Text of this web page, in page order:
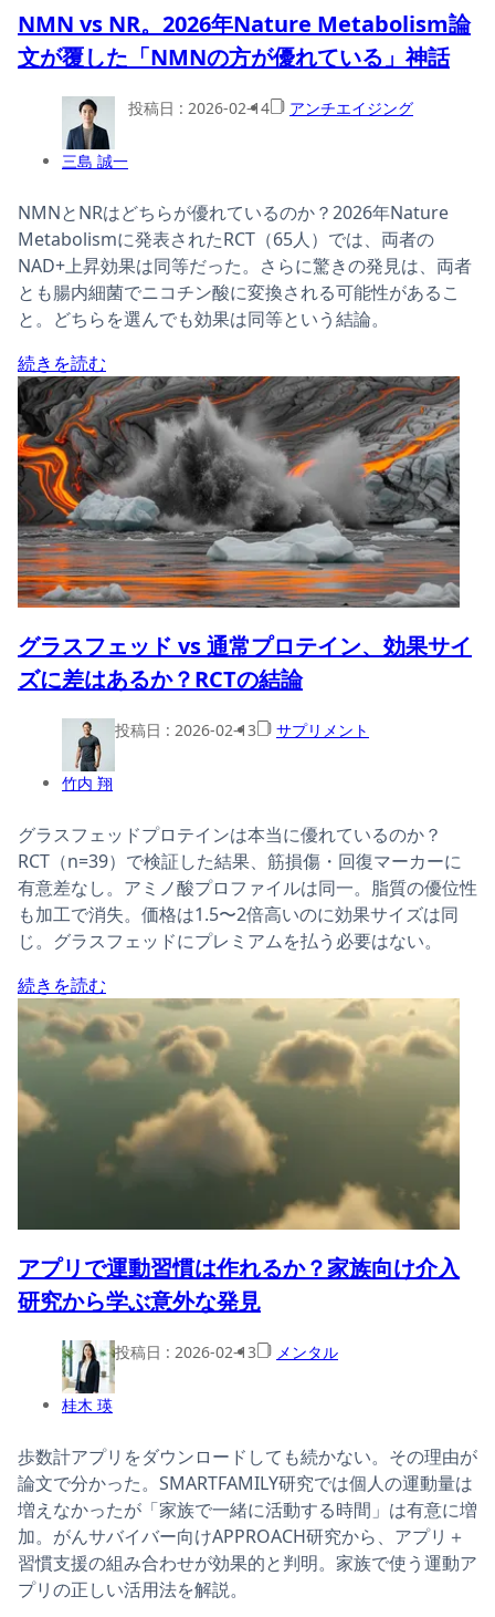
NMN vs NR。2026年Nature Metabolism論
文が覆した「NMNの方が優れている」神話
三島 誠一
投稿日 : 2026-02-14 アンチエイジング
NMNとNRはどちらが優れているのか？2026年Nature
Metabolismに発表されたRCT（65人）では、両者の
NAD+上昇効果は同等だった。さらに驚きの発見は、両者
とも腸内細菌でニコチン酸に変換される可能性があるこ
と。どちらを選んでも効果は同等という結論。
続きを読む
グラスフェッド vs 通常プロテイン、効果サイ
ズに差はあるか？RCTの結論
竹内 翔
投稿日 : 2026-02-13 サプリメント
グラスフェッドプロテインは本当に優れているのか？
RCT（n=39）で検証した結果、筋損傷・回復マーカーに
有意差なし。アミノ酸プロファイルは同一。脂質の優位性
も加工で消失。価格は1.5〜2倍高いのに効果サイズは同
じ。グラスフェッドにプレミアムを払う必要はない。
続きを読む
アプリで運動習慣は作れるか？家族向け介入
研究から学ぶ意外な発見
桂木 瑛
投稿日 : 2026-02-13 メンタル
歩数計アプリをダウンロードしても続かない。その理由が
論文で分かった。SMARTFAMILY研究では個人の運動量は
増えなかったが「家族で一緒に活動する時間」は有意に増
加。がんサバイバー向けAPPROACH研究から、アプリ＋
習慣支援の組み合わせが効果的と判明。家族で使う運動ア
プリの正しい活用法を解説。